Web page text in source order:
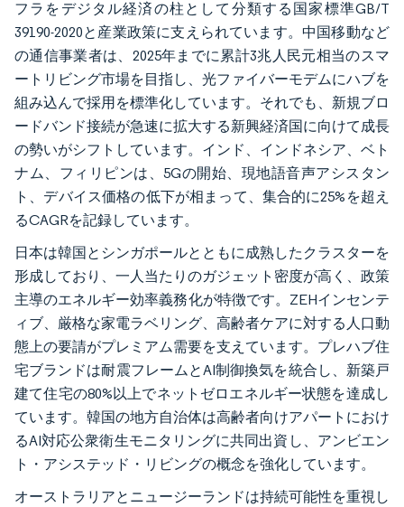
フラをデジタル経済の柱として分類する国家標準GB/T
39190-2020と産業政策に支えられています。中国移動など
の通信事業者は、2025年までに累計3兆人民元相当のスマ
ートリビング市場を目指し、光ファイバーモデムにハブを
組み込んで採用を標準化しています。それでも、新規ブロ
ードバンド接続が急速に拡大する新興経済国に向けて成長
の勢いがシフトしています。インド、インドネシア、ベト
ナム、フィリピンは、5Gの開始、現地語音声アシスタン
ト、デバイス価格の低下が相まって、集合的に25%を超え
るCAGRを記録しています。
日本は韓国とシンガポールとともに成熟したクラスターを
形成しており、一人当たりのガジェット密度が高く、政策
主導のエネルギー効率義務化が特徴です。ZEHインセンテ
ィブ、厳格な家電ラベリング、高齢者ケアに対する人口動
態上の要請がプレミアム需要を支えています。プレハブ住
宅ブランドは耐震フレームとAI制御換気を統合し、新築戸
建て住宅の80%以上でネットゼロエネルギー状態を達成し
ています。韓国の地方自治体は高齢者向けアパートにおけ
るAI対応公衆衛生モニタリングに共同出資し、アンビエン
ト・アシステッド・リビングの概念を強化しています。
オーストラリアとニュージーランドは持続可能性を重視し